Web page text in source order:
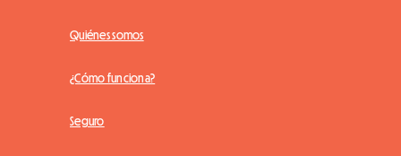
Quiénes somos
¿Cómo funciona?
Seguro